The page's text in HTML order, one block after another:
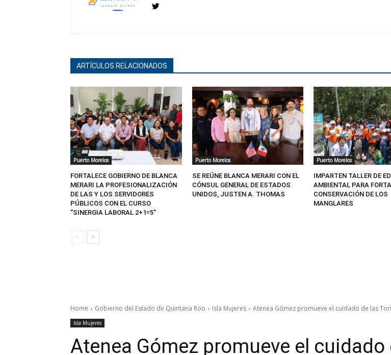
ARTÍCULOS RELACIONADOS
Puerto Morelos
FORTALECE GOBIERNO DE BLANCA
MERARI LA PROFESIONALIZACIÓN
DE LAS Y LOS SERVIDORES
PÚBLICOS CON EL CURSO
“SINERGIA LABORAL 2+1=5”
Puerto Morelos
SE REÚNE BLANCA MERARI CON EL
CÓNSUL GENERAL DE ESTADOS
UNIDOS, JUSTEN A. THOMAS
Puerto Morelos
IMPARTEN TALLER DE
AMBIENTAL PARA
CONSERVACIÓN DE LOS
MANGLARES